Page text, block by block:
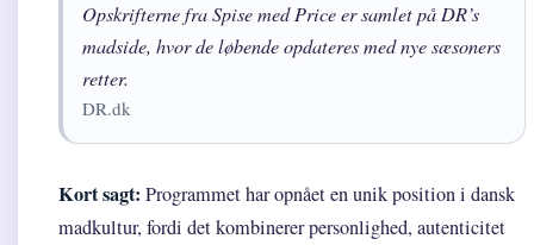
Opskrifterne fra Spise med Price er samlet på DR’s
madside, hvor de løbende opdateres med nye sæsoners
retter.
DR.dk
Kort sagt: Programmet har opnået en unik position i dansk
madkultur, fordi det kombinerer personlighed, autenticitet